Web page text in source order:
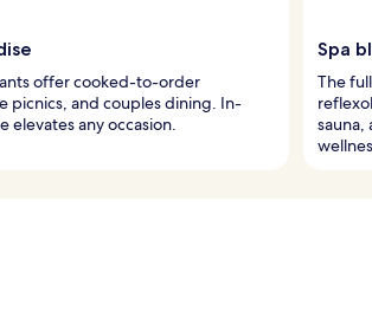
offer cooked-to-order
picnics, and couples dining. In-
elevates any occasion.
Spa
The
sauna,